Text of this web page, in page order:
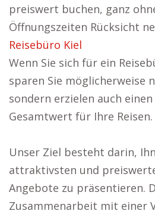
preiswert buchen, ganz
Öffnungszeiten Rücksicht
Reisebüro Kiel
Wenn Sie sich für ein
sparen Sie möglicherweise
sondern erzielen auch
Gesamtwert für Ihre Reisen.
Unser Ziel besteht darin,
attraktivsten und
Angebote zu präsentieren.
Zusammenarbeit mit einer